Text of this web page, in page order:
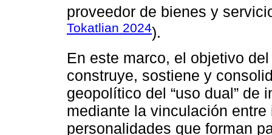
proveedor de bienes y
Tokatlian 2024).
En este marco, el objetivo
construye, sostiene y
geopolítico del “uso dual” de
mediante la vinculación
personalidades que forman